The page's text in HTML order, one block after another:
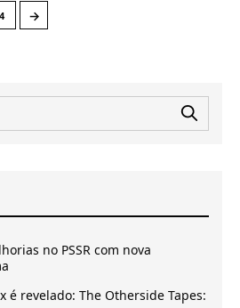
4 →
no PSSR com nova
é revelado: The Otherside Tapes: